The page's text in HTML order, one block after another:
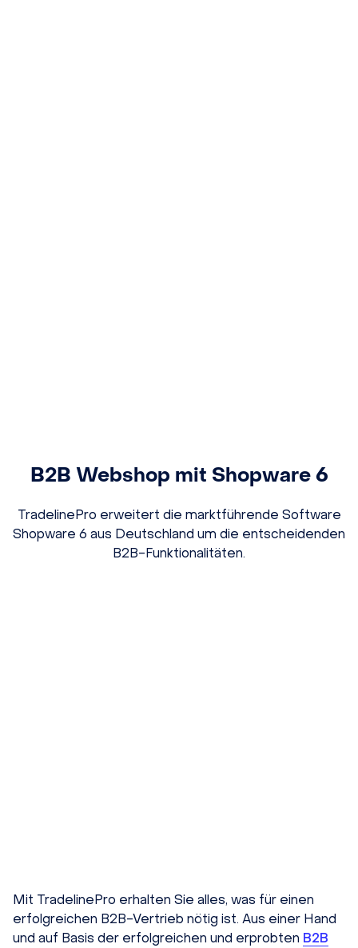
B2B Webshop mit Shopware 6
TradelinePro erweitert die marktführende Software
Shopware 6 aus Deutschland um die entscheidenden
B2B-Funktionalitäten.
Mit TradelinePro erhalten Sie alles, was für einen
erfolgreichen B2B-Vertrieb nötig ist. Aus einer Hand
und auf Basis der erfolgreichen und erprobten B2B